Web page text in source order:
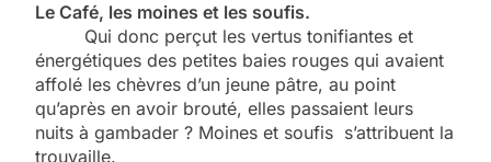
Le Café, les moines et les soufis.
Qui donc perçut les vertus tonifiantes et
énergétiques des petites baies rouges qui avaient
affolé les chèvres d’un jeune pâtre, au point
qu’après en avoir brouté, elles passaient leurs
nuits à gambader ? Moines et soufis s’attribuent la
trouvaille.